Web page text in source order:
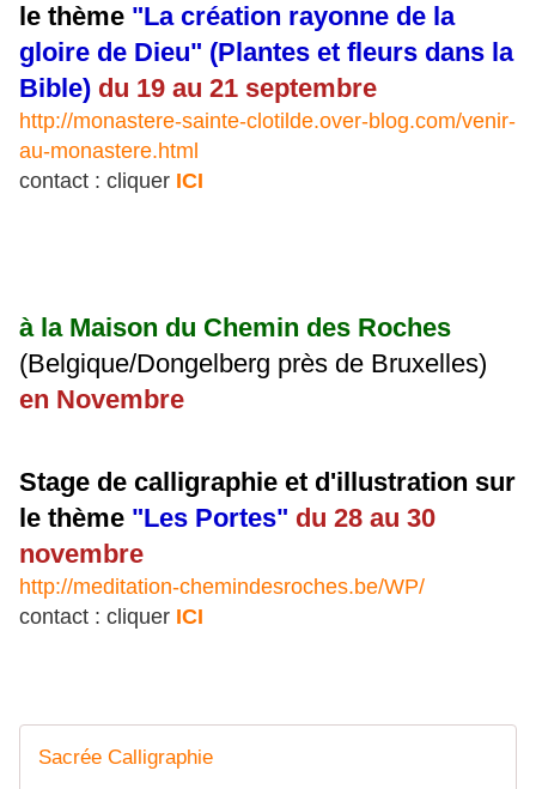
le thème "La création rayonne de la
gloire de Dieu" (Plantes et fleurs dans la
Bible) du 19 au 21 septembre
http://monastere-sainte-clotilde.over-blog.com/venir-
au-monastere.html
contact : cliquer ICI
à la Maison du Chemin des Roches
(Belgique/Dongelberg près de Bruxelles)
en Novembre
Stage de calligraphie et d'illustration sur
le thème "Les Portes" du 28 au 30
novembre
http://meditation-chemindesroches.be/WP/
contact : cliquer ICI
Sacrée Calligraphie